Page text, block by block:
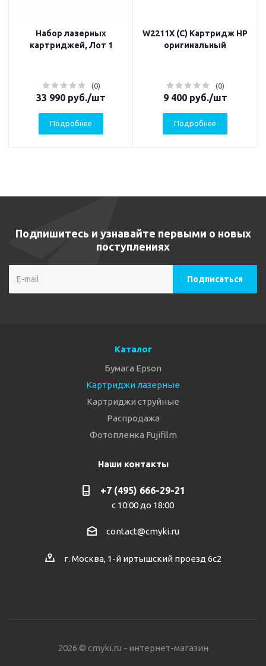
Набор лазерных
картриджей, Лот 1
(0)
33 990 руб./шт
Подробнее
W2211X (C) Картридж HP
оригинальный
(0)
9 400руб./шт
Подробнее
Подпишитесь и узнавайте первыми о новых
поступлениях
Каталог
Бумага Epson
Картриджи лазерные
Картриджи струйные
Распродажа
Фотопленка Fujifilm
Наши контакты
+7 (495) 666-29-21
с 10:00 до 18:00
contact@cmyki.ru
г. Москва, 1-й иртышский проезд 6с2
2026 © cmyki.ru - интернет-магазин